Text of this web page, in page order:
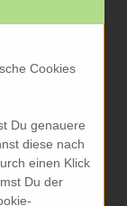
Cookies
Du genauere
diese nach
einen Klick
Du der